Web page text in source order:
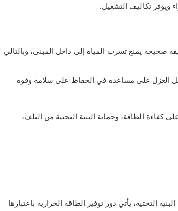
ويوفر تكاليف التشغيل.
صحيحة يمنع تسرب المياه إلى داخل المبنى، وبالتالي
العزل على مساعدة في الحفاظ على سلامة وقوة
الطاقة، وحماية البنية التحتية من التلف،
التحتية، يأتي دور توفير الطاقة الحرارية باعتبارها